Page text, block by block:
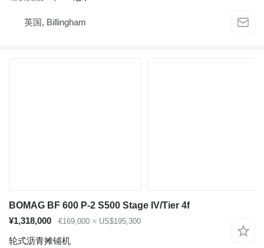
英国, Billingham
BOMAG BF 600 P-2 S500 Stage IV/Tier 4f
¥1,318,000
€169,000 ≈ US$195,300
轮式沥青摊铺机